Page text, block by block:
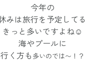
今年の
みは旅行を予定して
きっと多いですよね☺️
海やプールに
行く方も 多いのでは〜！？